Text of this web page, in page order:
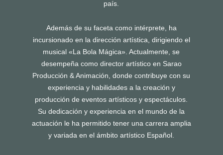
país.
Además de su faceta como intérprete, ha
incursionado en la dirección artística, dirigiendo el
musical «La Bola Mágica». Actualmente, se
desempeña como director artístico en Sarao
Producción & Animación, donde contribuye con su
experiencia y habilidades a la creación y
producción de eventos artísticos y espectáculos.
Su dedicación y experiencia en el mundo de la
actuación le ha permitido tener una carrera amplia
y variada en el ámbito artístico Español.